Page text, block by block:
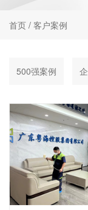
产品中心
奥因动态
联系奥因
首页 / 客户案例
500强案例